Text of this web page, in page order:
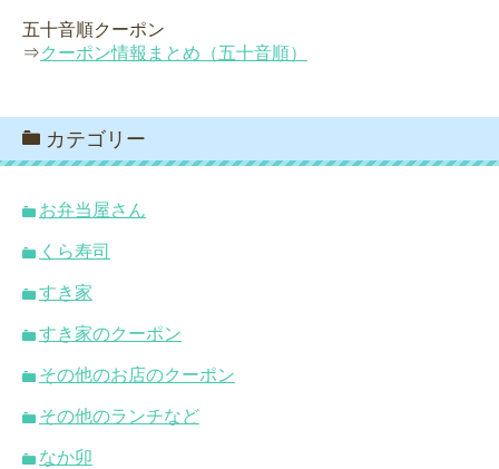
五十音順クーポン
⇒クーポン情報まとめ（五十音順）
カテゴリー
お弁当屋さん
くら寿司
すき家
すき家のクーポン
その他のお店のクーポン
その他のランチなど
なか卯